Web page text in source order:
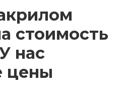
стоимость
нас
цены